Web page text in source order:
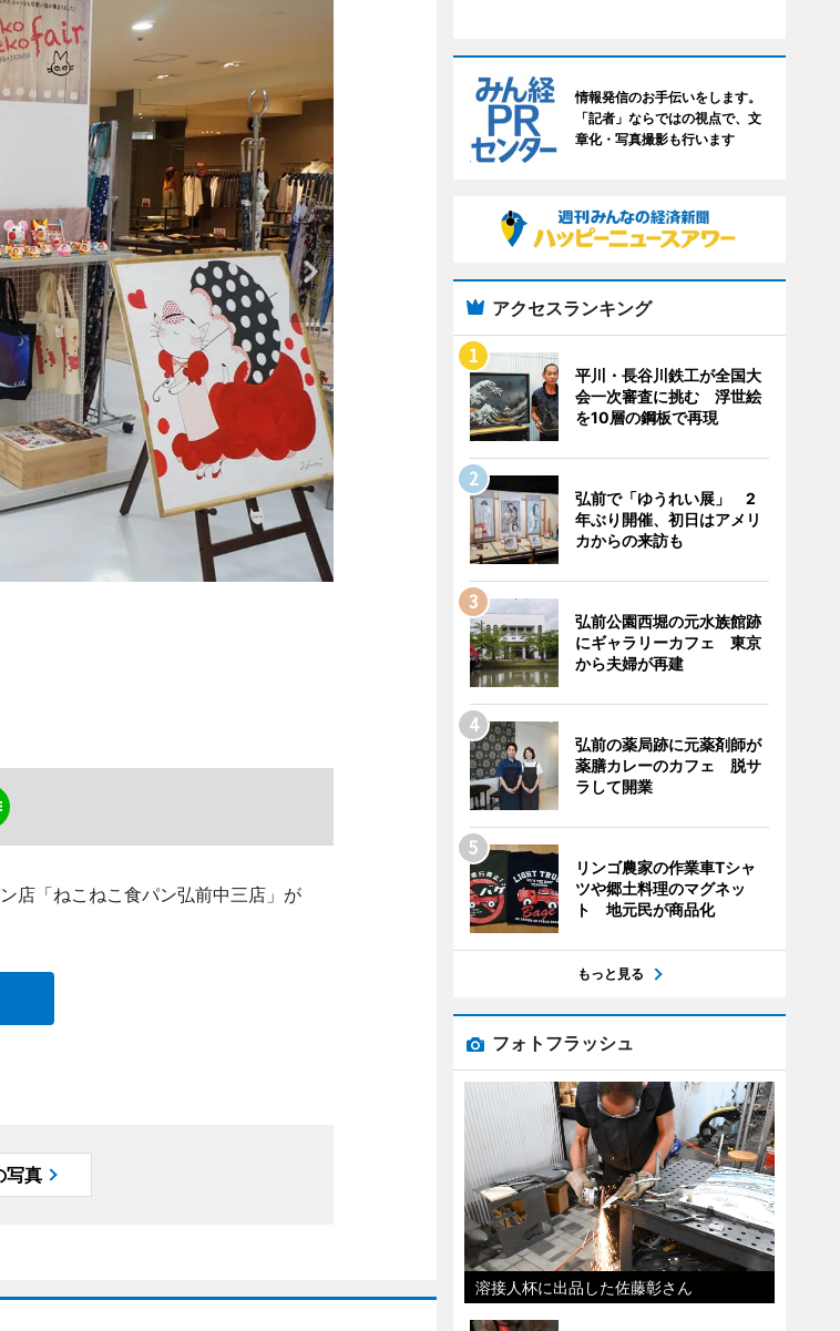
店「ねこねこ食パン弘前中三店」が
写真
情報発信のお手伝いをします。
「記者」ならではの視点で、文
章化・写真撮影も行います
アクセスランキング
平川・長谷川鉄工が全国大
会一次審査に挑む 浮世絵
を10層の鋼板で再現
弘前で「ゆうれい展」 2
年ぶり開催、初日はアメリ
カからの来訪も
弘前公園西堀の元水族館跡
にギャラリーカフェ 東京
から夫婦が再建
弘前の薬局跡に元薬剤師が
薬膳カレーのカフェ 脱サ
ラして開業
リンゴ農家の作業車Tシャ
ツや郷土料理のマグネッ
ト 地元民が商品化
もっと見る
フォトフラッシュ
溶接人杯に出品した佐藤彰さん